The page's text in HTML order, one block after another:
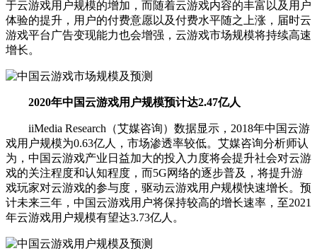
于云游戏用户规模的增加，而随着云游戏内容的丰富以及用户
体验的提升，用户的付费意愿以及付费水平随之上涨，届时云
游戏平台广告变现能力也会增强，云游戏市场规模将持续高速
增长。
2020年中国云游戏用户规模预计达2.47亿人
iiMedia Research（艾媒咨询）数据显示，2018年中国云游
戏用户规模为0.63亿人，市场渗透率较低。艾媒咨询分析师认
为，中国云游戏产业日益加大的投入力度将会提升社会对云游
戏的关注程度和认知程度，而5G网络的逐步普及，将提升游
戏玩家对云游戏的参与度，驱动云游戏用户规模快速增长。预
计未来三年，中国云游戏用户将保持较高的增长速率，至2021
年云游戏用户规模有望达3.73亿人。